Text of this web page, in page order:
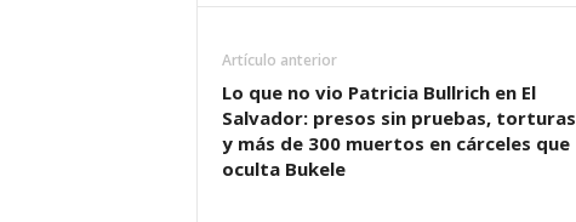
Artículo anterior
Lo que no vio Patricia Bullrich en El
Salvador: presos sin pruebas, torturas
y más de 300 muertos en cárceles que
oculta Bukele